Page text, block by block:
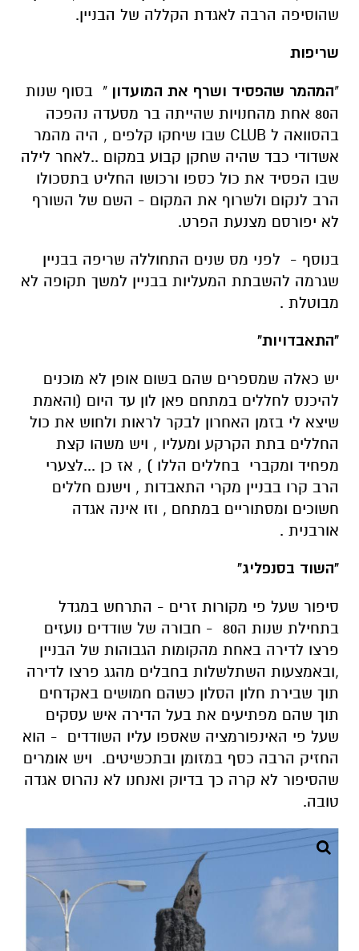
שהוסיפה הרבה לאגדת הקללה של הבניין.
שריפות
"המהמר שהפסיד ושרף את המועדון " בסוף שנות
ה80 אחת מהחנויות שהייתה בר מסעדה נהפכה
בהסוואה ל CLUB שבו שיחקו קלפים , היה מהמר
אשדודי כבד שהיה שחקן קבוע במקום ..לאחר לילה
שבו הפסיד את כול כספו ורכושו החליט בתסכולו
הרב לנקום ולשרוף את המקום - השם של השורף
לא יפורסם מצנעת הפרט.
בנוסף - לפני מס שנים התחוללה שריפה בבניין
שגרמה להשבתת המעליות בבניין למשך תקופה לא
מבוטלת .
"התאבדויות"
יש כאלה שמספרים שהם בשום אופן לא מוכנים
להיכנס לחללים במתחם פאן לון עד היום (והאמת
שיצא לי בזמן האחרון לבקר לראות ולחוש את כול
החללים בתת הקרקע ומעליו , ויש משהו קצת
מפחיד ומקברי בחללים הללו ) , אז כן ...לצערי
הרב קרו בבניין מקרי התאבדות , וישנם חללים
חשוכים ומסתוריים במתחם , וזו אינה אגדה
אורבנית .
"השוד בסנפליג"
סיפור שעל פי מקורות זרים - התרחש במגדל
בתחילת שנות ה80 - חבורה של שודדים נועזים
פרצו לדירה באחת מהקומות הגבוהות של הבניין
,ובאמצעות השתלשלות בחבלים מהגג פרצו לדירה
תוך שבירת חלון הסלון כשהם חמושים באקדחים
תוך שהם מפתיעים את בעל הדירה איש עסקים
שעל פי האינפורמציה שאספו עליו השודדים - הוא
החזיק הרבה כסף במזומן ובתכשיטים. ויש אומרים
שהסיפור לא קרה כך בדיוק ואנחנו לא נהרוס אגדה
טובה.